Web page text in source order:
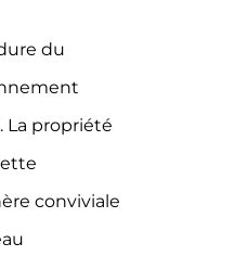
du
La propriété
conviviale